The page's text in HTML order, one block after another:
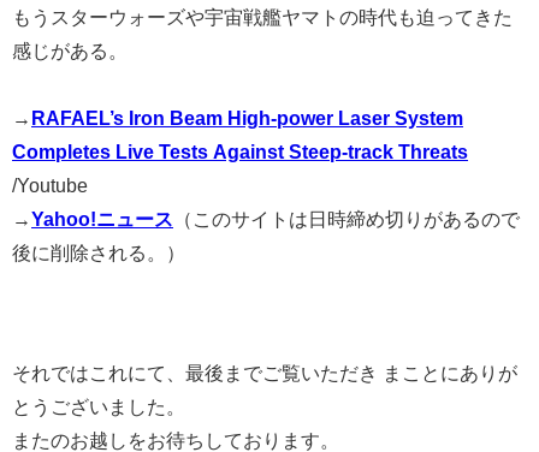
もうスターウォーズや宇宙戦艦ヤマトの時代も迫ってきた
感じがある。
→ RAFAEL’s Iron Beam High-power Laser System
Completes Live Tests Against Steep-track Threats
/Youtube
→Yahoo!ニュース
（このサイトは日時締め切りがあるので
後に削除される。）
それではこれにて、最後までご覧いただき まことにありが
とうございました。
またのお越しをお待ちしております。